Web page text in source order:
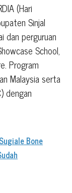
(Hari
Sinjal
dan perguruan
School,
Program
Malaysia serta
dengan
Bone